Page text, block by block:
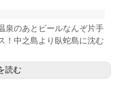
泉のあとビールなんぞ片手
！中之島より臥蛇島に沈む
読む